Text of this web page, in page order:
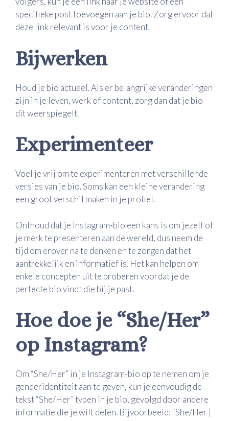
specifieke post toevoegen aan je bio. Zorg ervoor dat
deze link relevant is voor je content.
Bijwerken
Houd je bio actueel. Als er belangrijke veranderingen
zijn in je leven, werk of content, zorg dan dat je bio
dit weerspiegelt.
Experimenteer
Voel je vrij om te experimenteren met verschillende
versies van je bio. Soms kan een kleine verandering
een groot verschil maken in je profiel.
Onthoud dat je Instagram-bio een kans is om jezelf of
je merk te presenteren aan de wereld, dus neem de
tijd om erover na te denken en te zorgen dat het
aantrekkelijk en informatief is. Het kan helpen om
enkele concepten uit te proberen voordat je de
perfecte bio vindt die bij je past.
Hoe doe je “She/Her”
op Instagram?
Om “She/Her” in je Instagram-bio op te nemen om je
genderidentiteit aan te geven, kun je eenvoudig de
tekst “She/Her” typen in je bio, gevolgd door andere
informatie die je wilt delen. Bijvoorbeeld: “She/Her |